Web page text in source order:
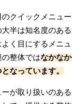
クイックメニュ
半は知名度のあ
く目にするメニ
整体ではなかな
なっています。
が取り扱いのあ